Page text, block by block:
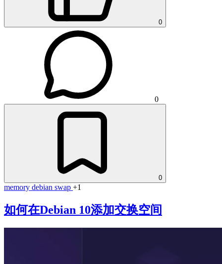
0
0
0
memory debian swap +1
如何在Debian 10添加交换空间